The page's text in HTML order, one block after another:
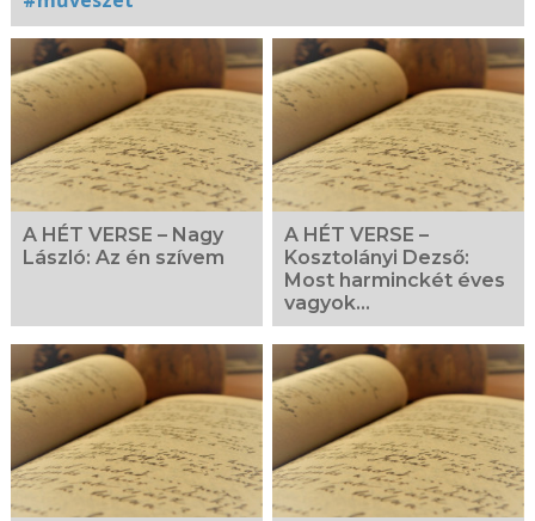
Kapcsolódó
fotógaléria
A HÉT VERSE – Nagy
László: Az én szívem
A HÉT VERSE –
Kosztolányi Dezső:
Most harminckét éves
vagyok…